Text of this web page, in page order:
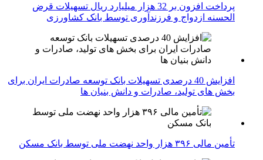
پرداخت افزون بر 32 هزار میلیارد ریال تسهیلات قرض
الحسنه ازدواج و فرزندآوری توسط بانک کشاورزی
افزایش 40 درصدی تسهیلات بانک توسعه صادرات ایران برای
بخش های تولید، صادرات و دانش بنیان ها
تأمین مالی ۳۹۶ هزار واحد نهضت ملی توسط بانک مسکن